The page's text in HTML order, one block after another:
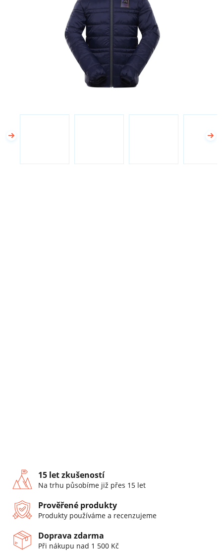
15 let zkušeností
Na trhu působíme již přes 15 let
Prověřené produkty
Produkty používáme a recenzujeme
Doprava zdarma
Při nákupu nad 1 500 Kč